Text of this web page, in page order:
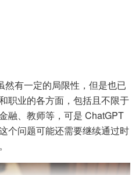
然有一定的局限性，但是也已
职业的各方面，包括且不限于
融、教师等，可是 ChatGPT
个问题可能还需要继续通过时